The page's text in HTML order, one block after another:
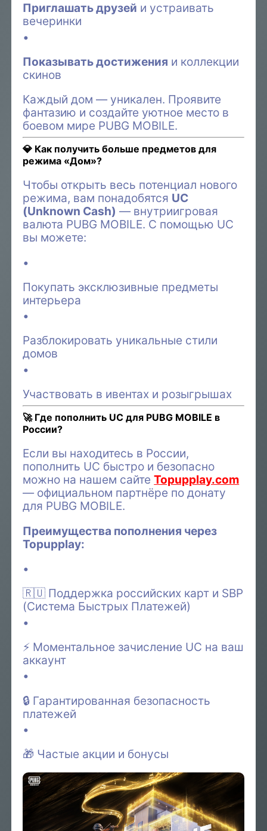
Приглашать друзей и устраивать
вечеринки
Показывать достижения и коллекции
скинов
Каждый дом — уникален. Проявите
фантазию и создайте уютное место в
боевом мире PUBG MOBILE.
💎 Как получить больше предметов для
режима «Дом»?
Чтобы открыть весь потенциал нового
режима, вам понадобятся UC
(Unknown Cash) — внутриигровая
валюта PUBG MOBILE. С помощью UC
вы можете:
Покупать эксклюзивные предметы
интерьера
Разблокировать уникальные стили
домов
Участвовать в ивентах и розыгрышах
🚀 Где пополнить UC для PUBG MOBILE в
России?
Если вы находитесь в России,
пополнить UC быстро и безопасно
можно на нашем сайтеTopupplay.com
— официальном партнёре по донату
для PUBG MOBILE.
Преимущества пополнения через
Topupplay:
🇷🇺 Поддержка российских карт и SBP
(Система Быстрых Платежей)
⚡ Моментальное зачисление UC на ваш
аккаунт
🔒 Гарантированная безопасность
платежей
🎁 Частые акции и бонусы